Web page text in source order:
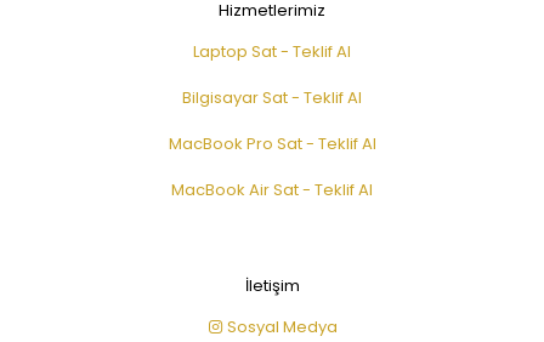
Hizmetlerimiz
Laptop Sat - Teklif Al
Bilgisayar Sat - Teklif Al
MacBook Pro Sat - Teklif Al
MacBook Air Sat - Teklif Al
İletişim
Sosyal Medya